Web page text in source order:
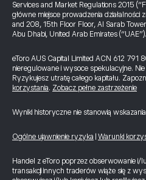
Services and Market Regulations 2015
główne miejsce prowadzenia
and 208, 15th Floor Floor, Al Sarab
Abu Dhabi, United Arab Emirates (“UAE”).
eToro AUS Capital Limited ACN 612
nieregulowane i wysoce spekulacyjne.
Ryzykujesz utratę całego kapitału.
korzystania. Zobacz pełne zastrzeżenie
Wyniki historyczne nie stanowią
Ogólne ujawnienie ryzyka Warunki
Handel z eToro poprzez obserwowanie i/
transakcji innych traderów wiąże się z